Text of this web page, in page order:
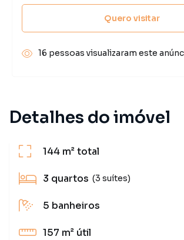
Detalhes do imóvel
144 m²total
3 quartos (3 suítes)
5 banheiros
157 m² útil
Quero visitar
16 pessoas visualizaram este